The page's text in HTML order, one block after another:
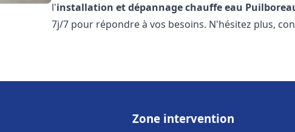
l'installation et dépannage chauffe eau
7j/7 pour répondre à vos besoins. N'hésitez plus,
Zone intervention